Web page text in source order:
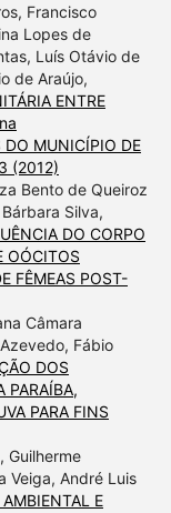
Francisco
Lopes de
Luís Otávio de
de Araújo,
ENTRE
DO MUNICÍPIO DE
(2012)
Bento de Queiroz
Silva,
DO CORPO
OÓCITOS
FÊMEAS POST-
Câmara
Fábio
DOS
PARAÍBA,
PARA FINS
Guilherme
Veiga, André Luis
E